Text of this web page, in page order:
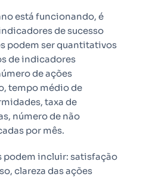
está funcionando, é
de sucesso
podem ser quantitativos
de indicadores
de ações
tempo médio de
taxa de
número de não
por mês.
incluir: satisfação
clareza das ações